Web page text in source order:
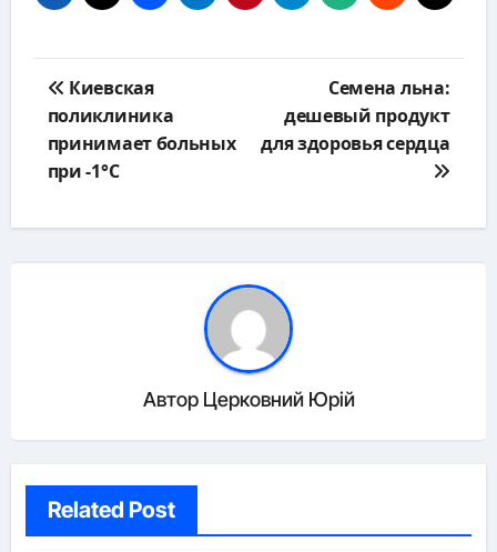
по
записям
Киевская
поликлиника
принимает больных
при -1°C
Семена льна:
дешевый продукт
для здоровья сердца
Автор Церковний Юрій
Related Post